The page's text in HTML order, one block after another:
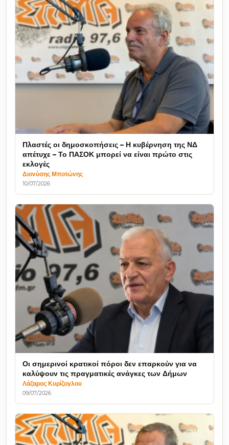
Πλαστές οι δημοσκοπήσεις – Η κυβέρνηση της ΝΔ
απέτυχε – Το ΠΑΣΟΚ μπορεί να είναι πρώτο στις
εκλογές
Διονύσης Μποτώνης
10/07/2026
Οι σημερινοί κρατικοί πόροι δεν επαρκούν για να
καλύψουν τις πραγματικές ανάγκες των Δήμων
Λάζαρος Κυρίζογλου
09/07/2026